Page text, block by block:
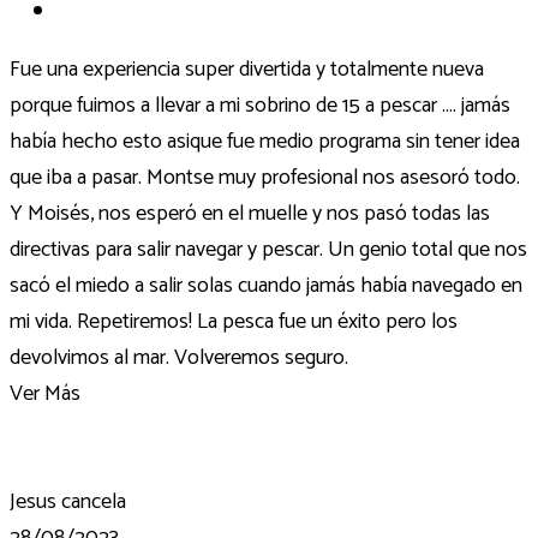
Fue una experiencia super divertida y totalmente nueva
porque fuimos a llevar a mi sobrino de 15 a pescar .... jamás
había hecho esto asique fue medio programa sin tener idea
que iba a pasar. Montse muy profesional nos asesoró todo.
Y Moisés, nos esperó en el muelle y nos pasó todas las
directivas para salir navegar y pescar. Un genio total que nos
sacó el miedo a salir solas cuando jamás había navegado en
mi vida. Repetiremos! La pesca fue un éxito pero los
devolvimos al mar. Volveremos seguro.
Ver Más
Jesus cancela